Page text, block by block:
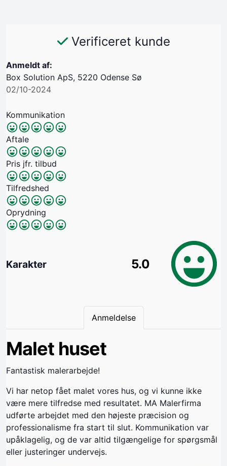
Verificeret kunde
Anmeldt af:
Box Solution ApS, 5220 Odense Sø
02/10-2024
Kommunikation
Aftale
Pris jfr. tilbud
Tilfredshed
Oprydning
Karakter 5.0
Anmeldelse
Malet huset
Fantastisk malerarbejde!
Vi har netop fået malet vores hus, og vi kunne ikke
være mere tilfredse med resultatet. MA Malerfirma
udførte arbejdet med den højeste præcision og
professionalisme fra start til slut. Kommunikation var
upåklagelig, og de var altid tilgængelige for spørgsmål
eller justeringer undervejs.